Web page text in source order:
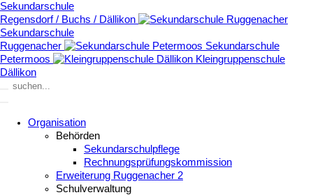
Sekundarschule
Regensdorf / Buchs / Dällikon
Sekundarschule
Ruggenacher
Sekundarschule
Petermoos
Kleingruppenschule
Dällikon
Organisation
Behörden
Sekundarschulpflege
Rechnungsprüfungskommission
Erweiterung Ruggenacher 2
Schulverwaltung